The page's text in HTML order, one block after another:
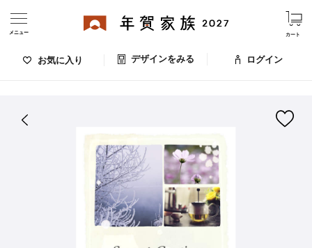
お気に入り デザインをみる
カート
ログイン
メニュー
デザインをみる
お気に入りのデザイン